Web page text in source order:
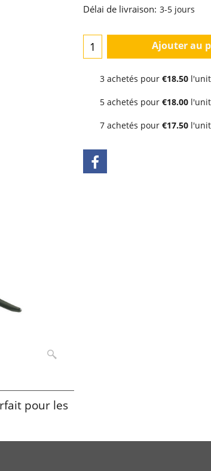
Délai de livraison: 3-5 jours
Ajouter au
3 achetés pour €18.50
5 achetés pour €18.00
7 achetés pour €17.50
pour les